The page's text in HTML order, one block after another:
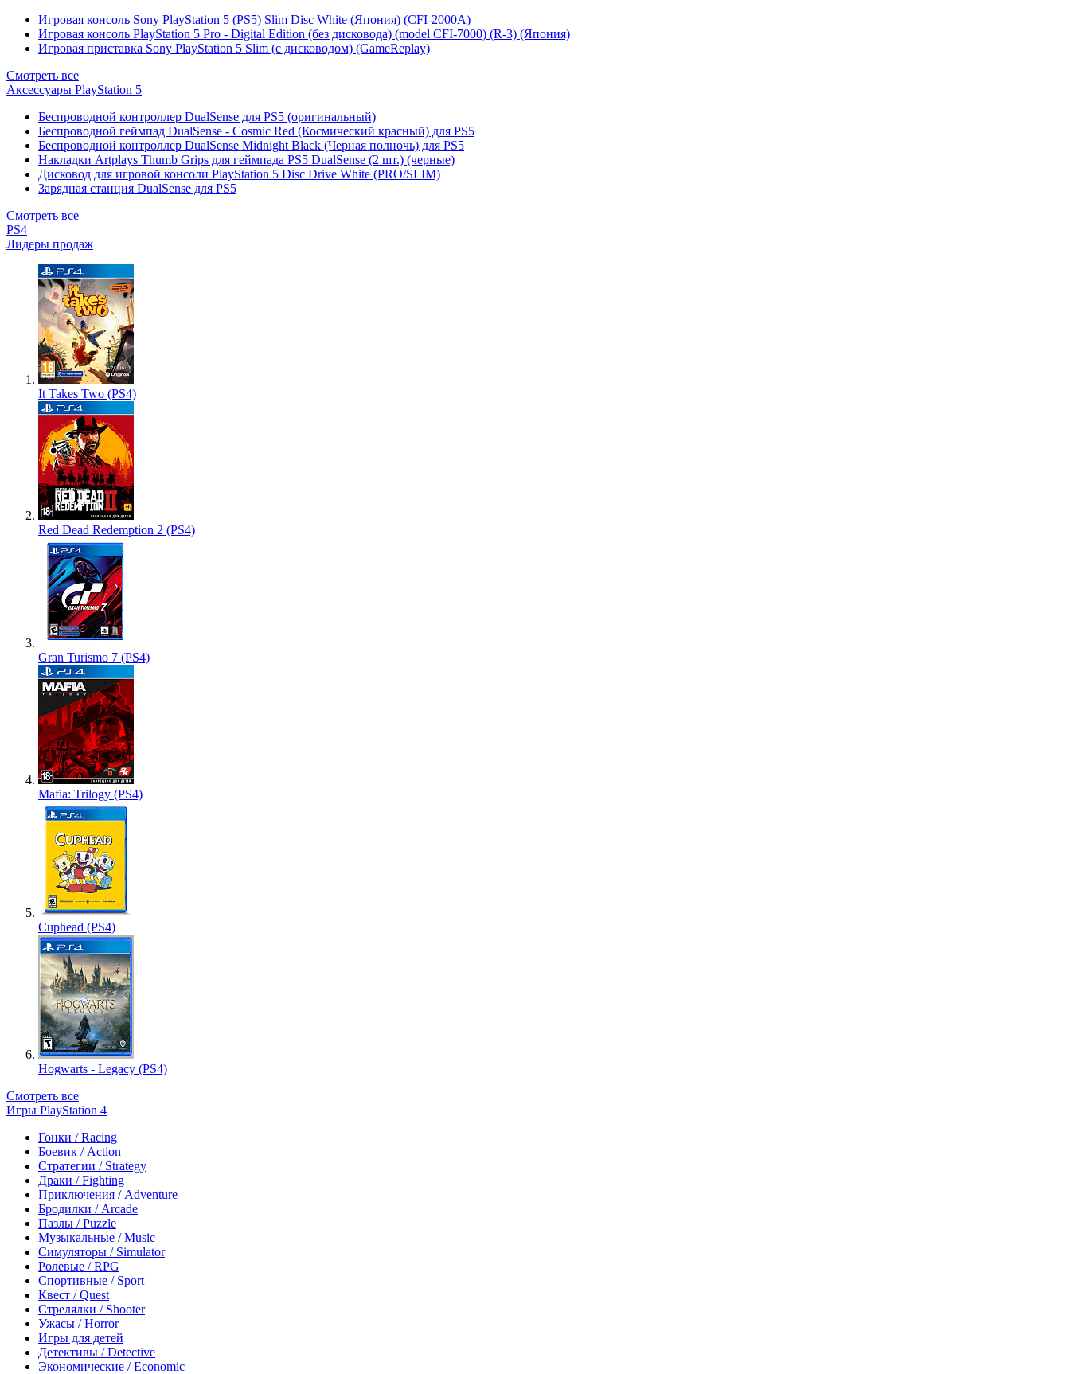
Игровая консоль Sony PlayStation 5 (PS5) Slim Disc White (Япония) (CFI-2000A)
Игровая консоль PlayStation 5 Pro - Digital Edition (без дисковода) (model CFI-7000) (R-3) (Япония)
Игровая приставка Sony PlayStation 5 Slim (с дисководом) (GameReplay)
Смотреть все
Аксессуары PlayStation 5
Беспроводной контроллер DualSense для PS5 (оригинальный)
Беспроводной геймпад DualSense - Cosmic Red (Космический красный) для PS5
Беспроводной контроллер DualSense Midnight Black (Черная полночь) для PS5
Накладки Artplays Thumb Grips для геймпада PS5 DualSense (2 шт.) (черные)
Дисковод для игровой консоли PlayStation 5 Disc Drive White (PRO/SLIM)
Зарядная станция DualSense для PS5
Смотреть все
PS4
Лидеры продаж
It Takes Two (PS4)
Red Dead Redemption 2 (PS4)
Gran Turismo 7 (PS4)
Mafia: Trilogy (PS4)
Cuphead (PS4)
Hogwarts - Legacy (PS4)
Смотреть все
Игры PlayStation 4
Гонки / Racing
Боевик / Action
Стратегии / Strategy
Драки / Fighting
Приключения / Adventure
Бродилки / Arcade
Пазлы / Puzzle
Музыкальные / Music
Симуляторы / Simulator
Ролевые / RPG
Спортивные / Sport
Квест / Quest
Стрелялки / Shooter
Ужасы / Horror
Игры для детей
Детективы / Detective
Экономические / Economic